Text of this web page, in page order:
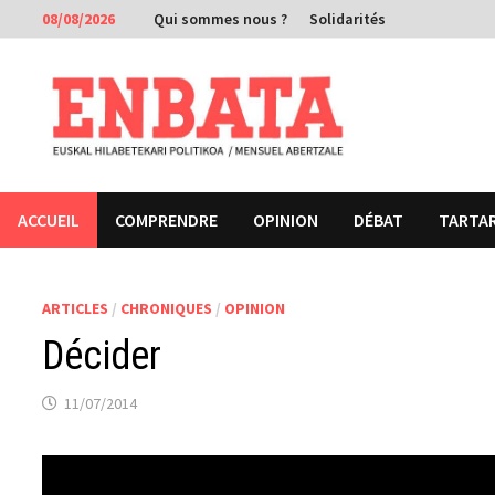
Passer
au
contenu
08/08/2026 Qui sommes nous ? Solidarités
ACCUEIL COMPRENDRE OPINION DÉBAT
ARTICLES / CHRONIQUES / OPINION
Décider
11/07/2014